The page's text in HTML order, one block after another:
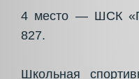
4 место — ШСК
827.
Школьная